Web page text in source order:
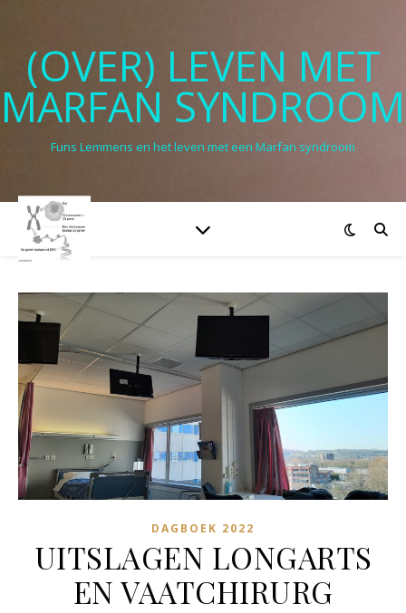
(OVER) LEVEN MET
MARFAN SYNDROOM
Funs Lemmens en het leven met een Marfan syndroom
DAGBOEK 2022
UITSLAGEN LONGARTS
EN VAATCHIRURG